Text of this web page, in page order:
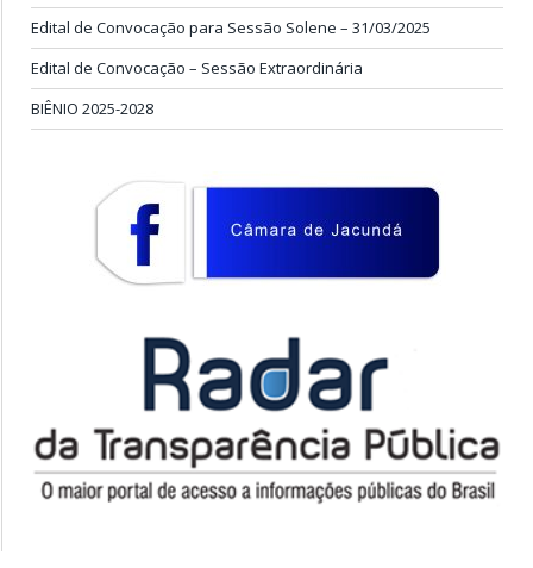
Edital de Convocação para Sessão Solene – 31/03/2025
Edital de Convocação – Sessão Extraordinária
BIÊNIO 2025-2028